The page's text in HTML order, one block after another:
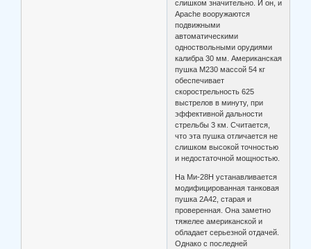
слишком значительно. И он, и
Apache вооружаются
подвижными
автоматическими
одноствольными орудиями
калибра 30 мм. Американская
пушка М230 массой 54 кг
обеспечивает
скорострельность 625
выстрелов в минуту, при
эффективной дальности
стрельбы 3 км. Считается,
что эта пушка отличается не
слишком высокой точностью
и недостаточной мощностью.
На Ми-28Н устанавливается
модифицированная танковая
пушка 2А42, старая и
проверенная. Она заметно
тяжелее американской и
обладает серьезной отдачей.
Однако с последней